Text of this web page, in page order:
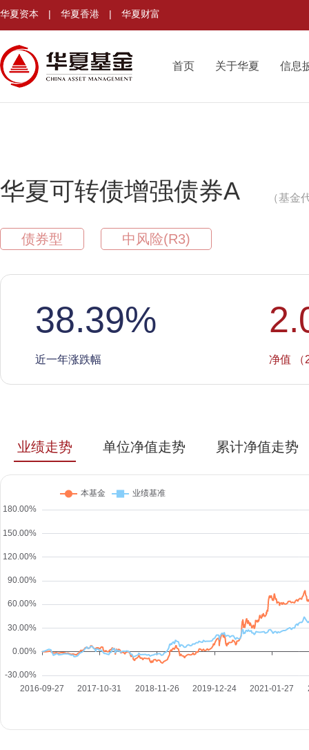
华夏资本 | 华夏香港 | 华夏财富
首页 关于华夏 信息
华夏可转债增强债券A （基金
债券型 中风险(R3)
38.39%
近一年涨跌幅 净值 （
业绩走势 单位净值走势 累计净值走势